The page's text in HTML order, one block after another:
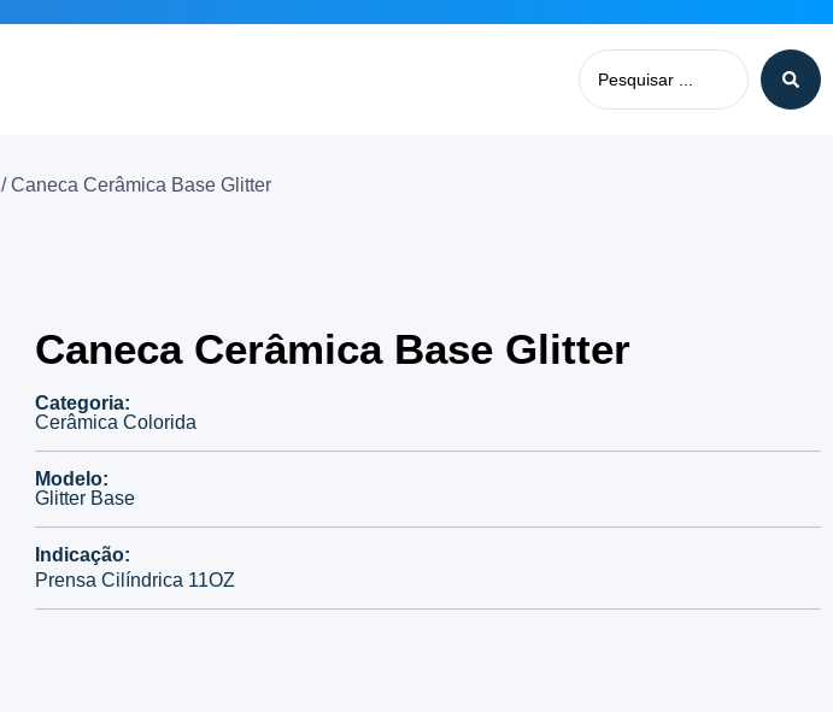
/ Caneca Cerâmica Base Glitter
Caneca Cerâmica Base Glitter
Categoria:
Cerâmica Colorida
Modelo:
Glitter Base
Indicação:
Prensa Cilíndrica 11OZ